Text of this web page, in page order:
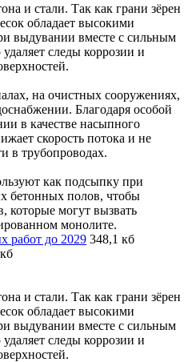
и стали. Так как грани зёрен
обладает высокими
выдувании вместе с сильным
следы коррозии и
на очистных сооружениях,
Благодаря особой
в качестве насыпного
скорость потока и не
в трубопроводах.
как подсыпку при
бетонных полов, чтобы
которые могут вызвать
монолите.
работ до 2029 348,1 кб
и стали. Так как грани зёрен
обладает высокими
выдувании вместе с сильным
следы коррозии и